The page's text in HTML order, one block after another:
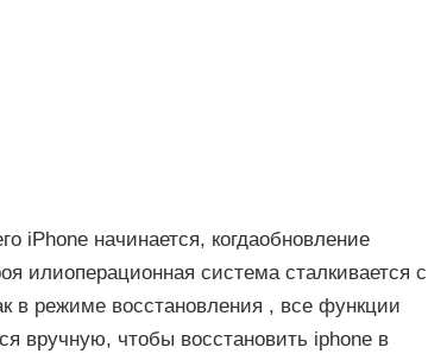
iPhone начинается, когдаобновление
илиоперационная система сталкивается с
в режиме восстановления , все функции
вручную, чтобы восстановить iphone в